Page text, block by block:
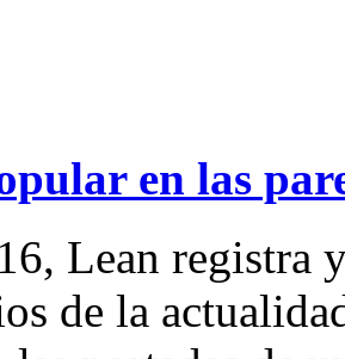
en las
Lean registra
de la